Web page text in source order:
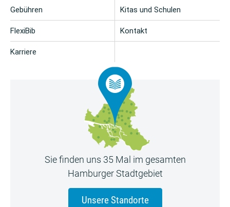
Gebühren
FlexiBib
Karriere
Kitas und Schulen
Kontakt
Sie finden uns 35 Mal im gesamten
Hamburger Stadtgebiet
Unsere Standorte